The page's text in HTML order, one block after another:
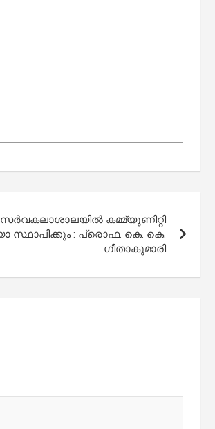
കമ്മ്യൂണിറ്റി
സ്ഥാപിക്കും : പ്രൊഫ. കെ. കെ.
ഗീതാകുമാരി